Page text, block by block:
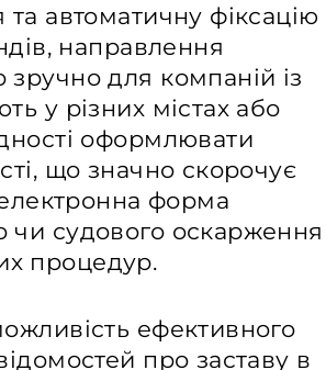
автоматичну фіксацію
направлення
для компаній із
у різних містах або
оформлювати
що значно скорочує
електронна форма
чи судового оскарження
процедур.
ефективного
про заставу в